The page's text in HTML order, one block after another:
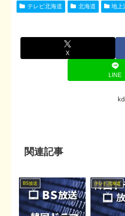
テレビ北海道 北海道 地上
X
LINE
関連記事
BS放送 テレビ北海道